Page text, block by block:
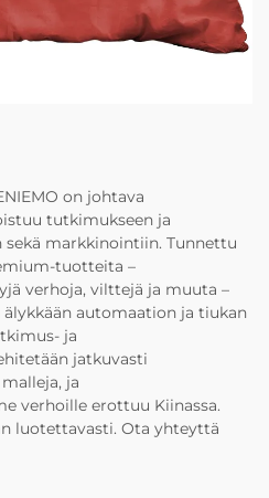
on johtava
tutkimukseen ja
sekä markkinointiin. Tunnettu
tuotteita –
verhoja, vilttejä ja muuta –
automaation ja tiukan
ja
jatkuvasti
ja
verhoille erottuu Kiinassa.
luotettavasti. Ota yhteyttä